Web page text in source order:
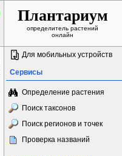
Плантариум
определитель растений
онлайн
Для мобильных устройств
Сервисы
Определение растения
Поиск таксонов
Поиск регионов и точек
Проверка названий